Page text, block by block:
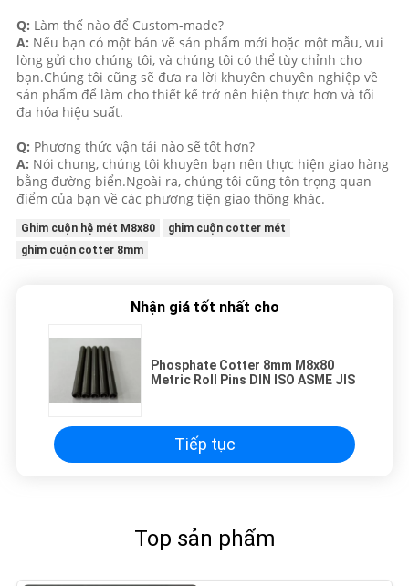
Q: Làm thế nào để Custom-made?
A: Nếu bạn có một bản vẽ sản phẩm mới hoặc một mẫu, vui
lòng gửi cho chúng tôi, và chúng tôi có thể tùy chỉnh cho
bạn.Chúng tôi cũng sẽ đưa ra lời khuyên chuyên nghiệp về
sản phẩm để làm cho thiết kế trở nên hiện thực hơn và tối
đa hóa hiệu suất.
Q: Phương thức vận tải nào sẽ tốt hơn?
A: Nói chung, chúng tôi khuyên bạn nên thực hiện giao hàng
bằng đường biển.Ngoài ra, chúng tôi cũng tôn trọng quan
điểm của bạn về các phương tiện giao thông khác.
Ghim cuộn hệ mét M8x80
ghim cuộn cotter mét
ghim cuộn cotter 8mm
Nhận giá tốt nhất cho
Phosphate Cotter 8mm M8x80
Metric Roll Pins DIN ISO ASME JIS
Tiếp tục
Top sản phẩm